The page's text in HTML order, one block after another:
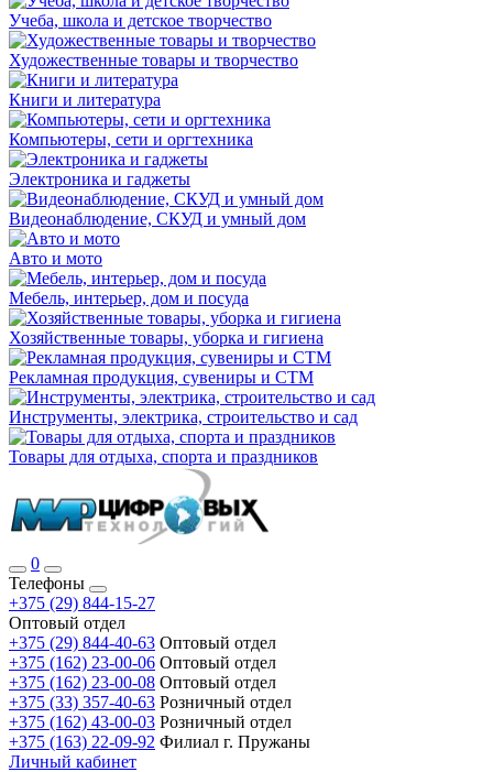
Учеба, школа и детское творчество
Художественные товары и творчество
Книги и литература
Компьютеры, сети и оргтехника
Электроника и гаджеты
Видеонаблюдение, СКУД и умный дом
Авто и мото
Мебель, интерьер, дом и посуда
Хозяйственные товары, уборка и гигиена
Рекламная продукция, сувениры и СТМ
Инструменты, электрика, строительство и сад
Товары для отдыха, спорта и праздников
0
Телефоны
+375 (29) 844-15-27
Оптовый отдел
+375 (29) 844-40-63 Оптовый отдел
+375 (162) 23-00-06 Оптовый отдел
+375 (162) 23-00-08 Оптовый отдел
+375 (33) 357-40-63 Розничный отдел
+375 (162) 43-00-03 Розничный отдел
+375 (163) 22-09-92 Филиал г. Пружаны
Личный кабинет